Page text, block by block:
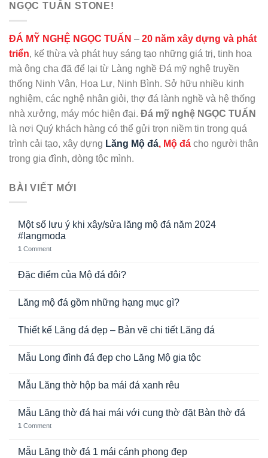
NGỌC TUẤN STONE!
ĐÁ MỸ NGHỆ NGỌC TUẤN – 20 năm xây dựng và phát
triển, kế thừa và phát huy sáng tạo những giá trị, tinh hoa
mà ông cha đã để lại từ Làng nghề Đá mỹ nghệ truyền
thống Ninh Vân, Hoa Lư, Ninh Bình. Sở hữu nhiều kinh
nghiệm, các nghệ nhân giỏi, thợ đá lành nghề và hệ thống
nhà xưởng, máy móc hiện đại. Đá mỹ nghệ NGỌC TUẤN
là nơi Quý khách hàng có thể gửi trọn niềm tin trong quá
trình cải tạo, xây dựng Lăng Mộ đá, Mộ đá cho người thân
trong gia đình, dòng tộc mình.
BÀI VIẾT MỚI
Một số lưu ý khi xây/sửa lăng mộ đá năm 2024
#langmoda
1 Comment
Đặc điểm của Mộ đá đôi?
Lăng mộ đá gồm những hạng mục gì?
Thiết kế Lăng đá đẹp – Bản vẽ chi tiết Lăng đá
Mẫu Long đình đá đẹp cho Lăng Mộ gia tộc
Mẫu Lăng thờ hộp ba mái đá xanh rêu
Mẫu Lăng thờ đá hai mái với cung thờ đặt Bàn thờ đá
1 Comment
Mẫu Lăng thờ đá 1 mái cánh phong đẹp